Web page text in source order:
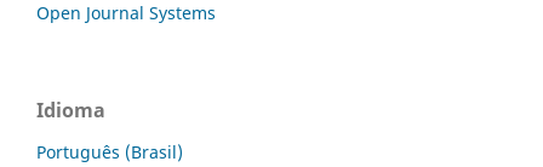
Open Journal Systems
Idioma
Português (Brasil)